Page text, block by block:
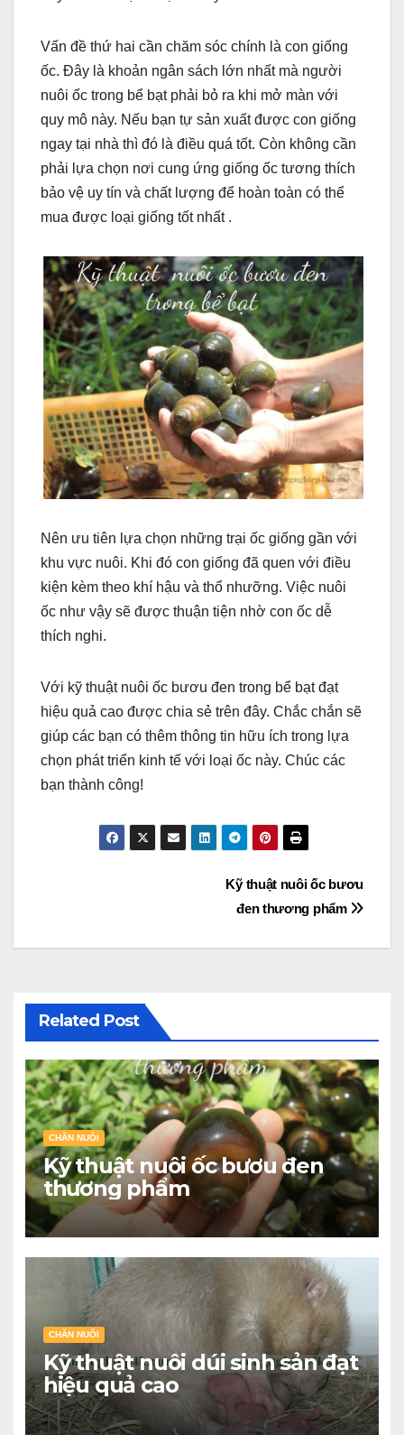
Vấn đề thứ hai cần chăm sóc chính là con giống
ốc. Đây là khoản ngân sách lớn nhất mà người
nuôi ốc trong bể bạt phải bỏ ra khi mở màn với
quy mô này. Nếu bạn tự sản xuất được con giống
ngay tại nhà thì đó là điều quá tốt. Còn không cần
phải lựa chọn nơi cung ứng giống ốc tương thích
bảo vệ uy tín và chất lượng để hoàn toàn có thể
mua được loại giống tốt nhất .
Nên ưu tiên lựa chọn những trại ốc giống gần với
khu vực nuôi. Khi đó con giống đã quen với điều
kiện kèm theo khí hậu và thổ nhưỡng. Việc nuôi
ốc như vậy sẽ được thuận tiện nhờ con ốc dễ
thích nghi.
Với kỹ thuật nuôi ốc bươu đen trong bể bạt đạt
hiệu quả cao được chia sẻ trên đây. Chắc chắn sẽ
giúp các bạn có thêm thông tin hữu ích trong lựa
chọn phát triển kinh tế với loại ốc này. Chúc các
bạn thành công!
viết
Kỹ thuật nuôi ốc bươu
đen thương phẩm
Related Post
CHĂN NUÔI
Kỹ thuật nuôi ốc bươu đen
thương phẩm
CHĂN NUÔI
Kỹ thuật nuôi dúi sinh sản đạt
hiệu quả cao